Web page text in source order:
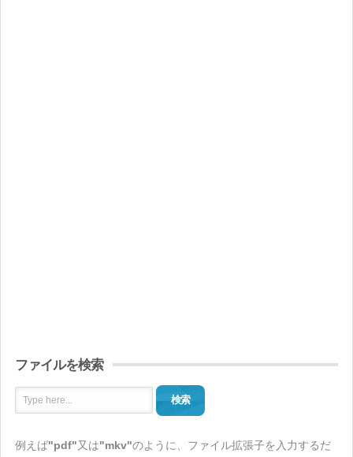
ファイルを検索
検索
例えば"pdf"又は"mkv"のように、ファイル拡張子を入力するだ